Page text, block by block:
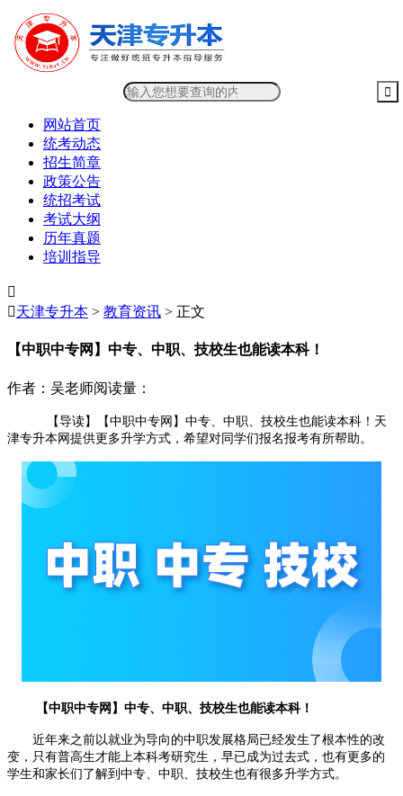
网站首页
统考动态
招生简章
政策公告
统招考试
考试大纲
历年真题
培训指导

天津专升本 > 教育资讯 > 正文
【中职中专网】中专、中职、技校生也能读本科！
作者：吴老师阅读量：
【导读】【中职中专网】中专、中职、技校生也能读本科！天
津专升本网提供更多升学方式，希望对同学们报名报考有所帮助。
【中职中专网】中专、中职、技校生也能读本科！
近年来之前以就业为导向的中职发展格局已经发生了根本性的改
变，只有普高生才能上本科考研究生，早已成为过去式，也有更多的
学生和家长们了解到中专、中职、技校生也有很多升学方式。